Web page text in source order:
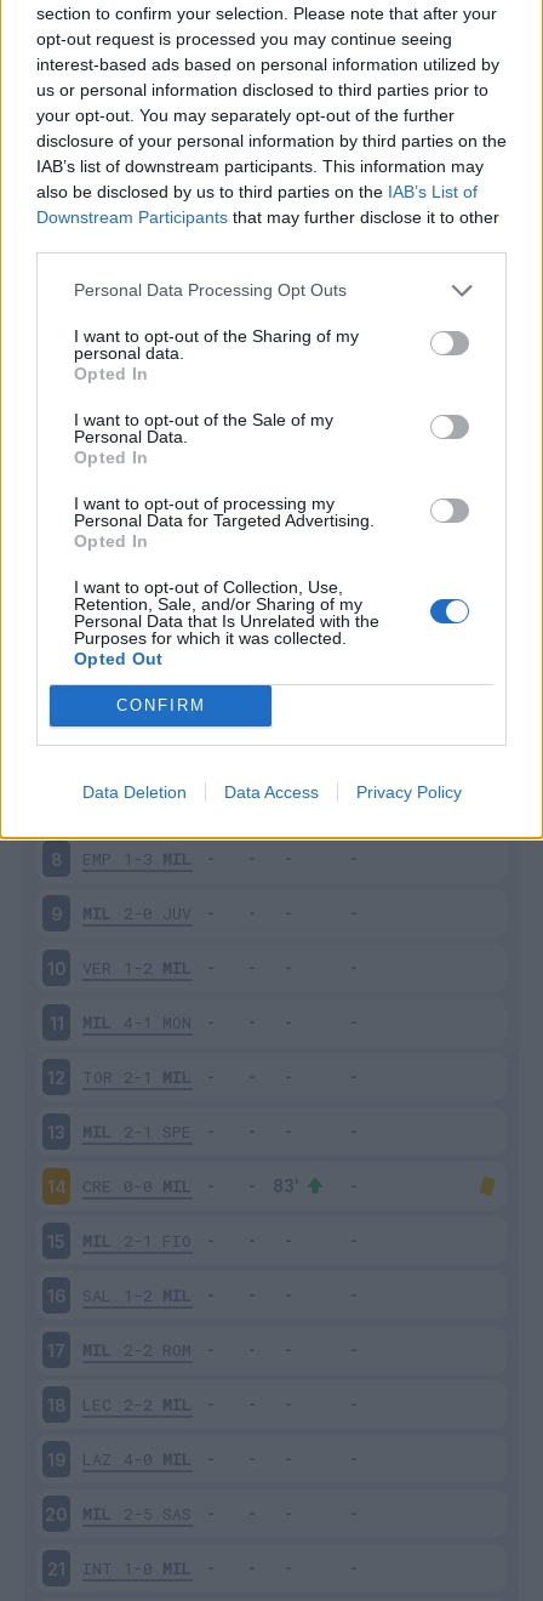
section to confirm your selection. Please note that after your
opt-out request is processed you may continue seeing
interest-based ads based on personal information utilized by
us or personal information disclosed to third parties prior to
your opt-out. You may separately opt-out of the further
disclosure of your personal information by third parties on the
IAB’s list of downstream participants. This information may
also be disclosed by us to third parties on the IAB’s List of
Downstream Participants that may further disclose it to other
Personal Data Processing Opt Outs
I want to opt-out of the Sharing of my
personal data.
Opted In
I want to opt-out of the Sale of my
Personal Data.
Opted In
I want to opt-out of processing my
Personal Data for Targeted Advertising.
Opted In
I want to opt-out of Collection, Use,
Retention, Sale, and/or Sharing of my
Personal Data that Is Unrelated with the
Purposes for which it was collected.
Opted Out
CONFIRM
Data Deletion Data Access Privacy Policy
1 - 2%
Squalificato 0 - 0%
Infortunato 0 - 0
Inutilizzato 37 - 97 %
Scarica riepilogo
stagionale
Giornata Entrato Bonus/Malus
ATA 1-1 MIL
MIL 2-0 BOL
SAS 0-0 MIL
3-2 INT
6 SAM 1-2 MIL
MIL 1-2 NAP
8 EMP 1-3 MIL
9 MIL 2-0 JUV
10 VER 1-2 MIL
11 MIL 4-1 MON
12 TOR 2-1 MIL
13 MIL 2-1 SPE
14 CRE 0-0 MIL
15 MIL 2-1 FIO
16 SAL 1-2 MIL
17 MIL 2-2 ROM
18 LEC 2-2 MIL
19 LAZ 4-0 MIL
20 MIL 2-5 SAS
21 INT 1-0 MIL